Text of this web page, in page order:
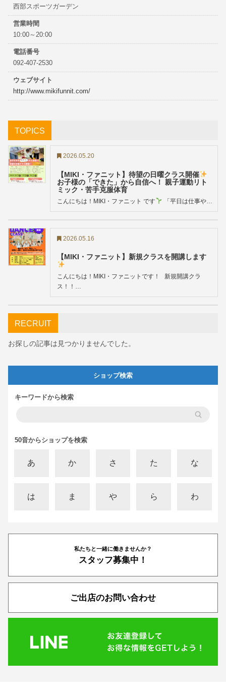
西部スポーツガーデン
営業時間
10:00～20:00
電話番号
092-407-2530
ウェブサイト
http://www.mikifunnit.com/
TOPICS
2026.05.20
【MIKI・ファニット】待望の日曜クラス開催
お子様の「できた」から自信へ！ 親子運動リト
ミック・苦手克服体育
こんにちは！MIKI・ファニット です 「平日は仕事や…
2026.05.16
【MIKI・ファニット】新規クラスを開講します
こんにちは！MIKI・ファニットです！ 新規開講クラ
ス！！…
RECRUIT
お探しの記事は見つかりませんでした。
ショップ検索
キーワードから検索
50音からショップを検索
あ か さ た な
は ま や ら わ
私たちと一緒に働きませんか？
スタッフ募集中！
ご出店のお問い合わせ